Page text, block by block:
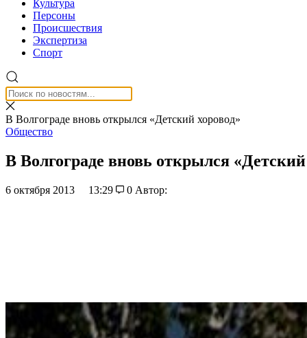
Культура
Персоны
Происшествия
Экспертиза
Спорт
В Волгограде вновь открылся «Детский хоровод»
Общество
В Волгограде вновь открылся «Детский
6 октября 2013 13:29 0 Автор: